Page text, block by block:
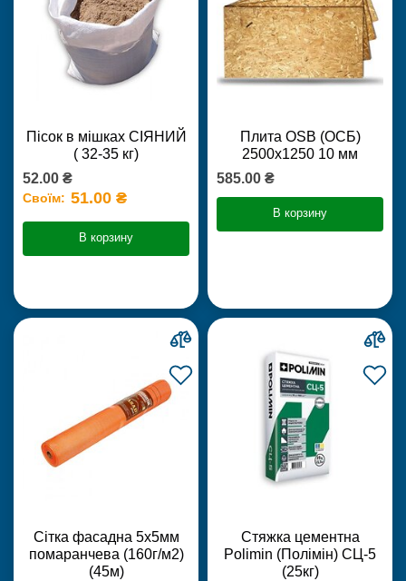
Пісок в мішках СІЯНИЙ
( 32-35 кг)
52.00 ₴
Своїм: 51.00 ₴
В корзину
Плита OSB (ОСБ)
2500х1250 10 мм
585.00 ₴
В корзину
Сітка фасадна 5х5мм
помаранчева (160г/м2)
(45м)
Стяжка цементна
Polimin (Полімін) СЦ-5
(25кг)